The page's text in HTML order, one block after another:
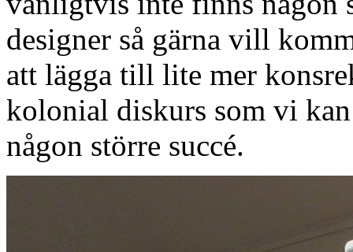
designer så gärna vill
att lägga till lite mer
kolonial diskurs som vi
någon större succé.